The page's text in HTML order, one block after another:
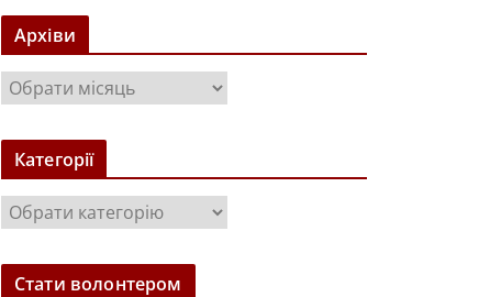
Архіви
р
х
в
Категорії
а
т
Стати волонтером